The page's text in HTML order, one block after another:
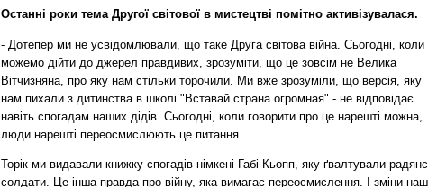
Останні роки тема Другої світової в мистецтві помітно активізувалася.
- Дотепер ми не усвідомлювали, що таке Друга світова війна. Сьогодні,
можемо дійти до джерел правдивих, зрозуміти, що це зовсім не Велика
Вітчизняна, про яку нам стільки торочили. Ми вже зрозуміли, що версія, яку
нам пихали з дитинства в школі "Вставай страна огромная" - не відповідає
навіть спогадам наших дідів. Сьогодні, коли говорити про це нарешті можна,
люди нарешті переосмислюють це питання.
Торік ми видавали книжку спогадів німкені Габі Кьопп, яку ґвалтували
солдати. Це інша правда про війну, яка вимагає переосмислення. І зміни